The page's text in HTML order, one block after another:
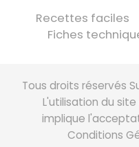
Recettes faciles
Fiches
Tous droits réservés
L'utilisation du
implique
Conditions